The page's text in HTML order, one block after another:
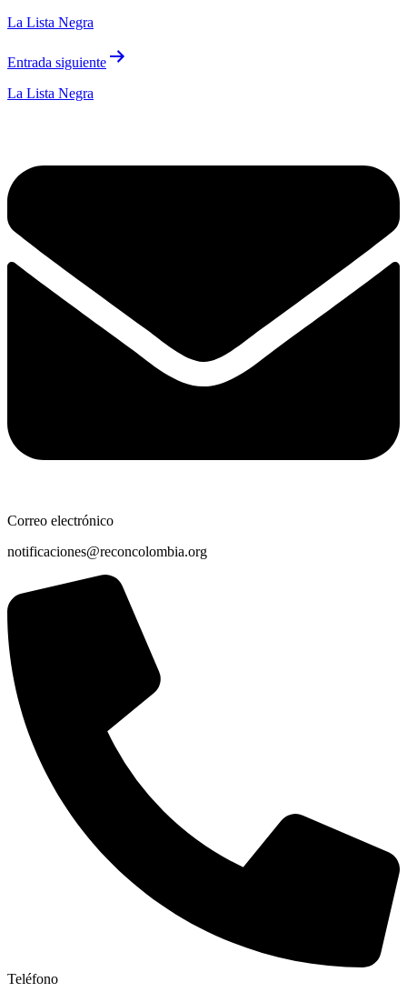
entradas
La Lista Negra
Entrada siguiente
La Lista Negra
Correo electrónico
notificaciones@reconcolombia.org
Teléfono